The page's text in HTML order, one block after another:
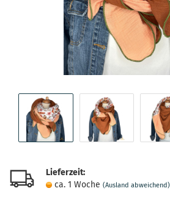
Lieferzeit:
ca. 1 Woche (Ausland abweichend)